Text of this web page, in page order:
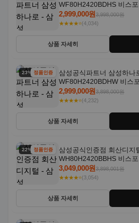
WF80H2420BDHS 비스포
조기 20kg 세제자동투입
2,999,000원3,998,000원
★★★★⭐(4,034)
상품 자세히
23% 할인정품인증
삼성공식파트너 삼성하나
WF80H2420BDHW 비스
조기 20kg 세제자동투입
2,999,000원3,898,000원
★★★★⭐(4,232)
상품 자세히
22% 할인정품인증
삼성공식인증점 회산디지
WH80H2420BBHS 비스
24kg+20kg 세제자동투입
3,049,000원3,898,001원
★★★★⭐(3,054)
상품 자세히